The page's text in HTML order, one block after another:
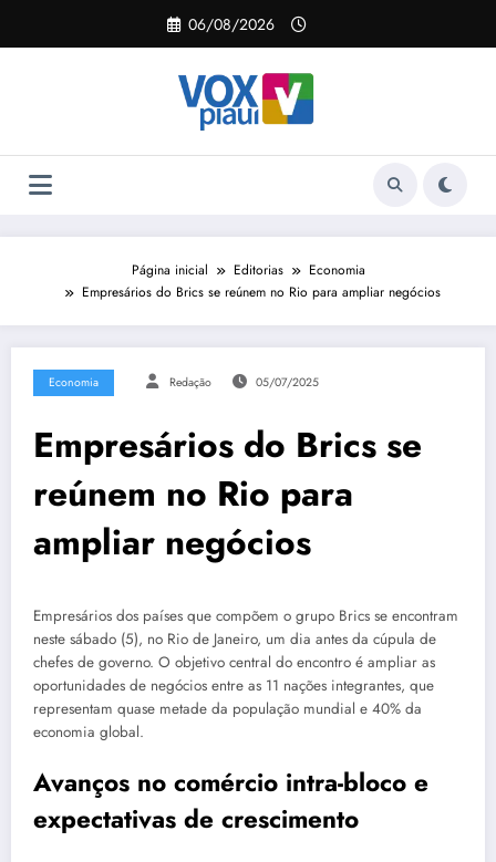
o
06/08/2026
Página inicial Editorias
Economia
Empresários do Brics se reúnem no Rio para ampliar negócios
Economia Redação 05/07/2025
Empresários do Brics se
reúnem no Rio para
ampliar negócios
Empresários dos países que compõem o grupo Brics se encontram
neste sábado (5), no Rio de Janeiro, um dia antes da cúpula de
chefes de governo. O objetivo central do encontro é ampliar as
oportunidades de negócios entre as 11 nações integrantes, que
representam quase metade da população mundial e 40% da
economia global.
Avanços no comércio intra-bloco e
expectativas de crescimento